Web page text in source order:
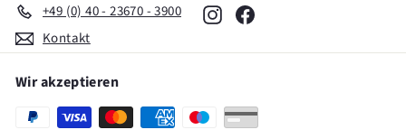
+49 (0) 40 - 23670 - 3900
Kontakt
InstagramFacebook
Wir akzeptieren